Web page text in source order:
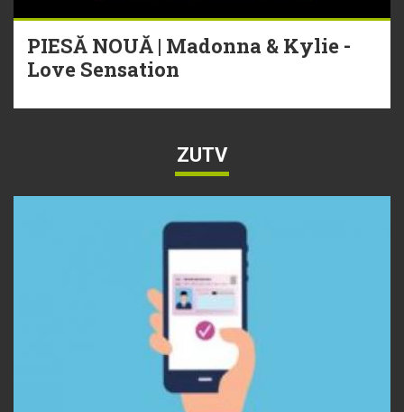
PIESĂ NOUĂ | Madonna & Kylie -
Love Sensation
ZUTV